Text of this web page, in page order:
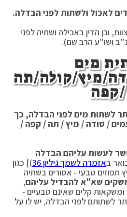
לאכול ולשתות לפני הבדלה.
וכן הדין באכילה ושתיה לפני
ושו"ע הרב שם).
מים
מיץ/קולה/תה
/קפה
לשתות מים לפני הבדלה, כך
/ סודה / מיץ / תה / קפה /
לעשות עליהם הבדלה
באזמרה לשמך גיליון 36
)] כגון
תפוזים טבעי - אסורים בשתיה
שא"א להבדיל עליהם,
קלים שאינם טבעיים -
לשתותם לפני הבדלה, יש לו על